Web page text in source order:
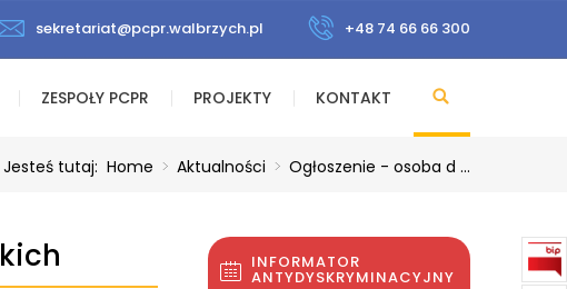
sekretariat@pcpr.walbrzych.pl +48 74 66 66 300
ZESPOŁY PCPR PROJEKTY KONTAKT
Jesteś tutaj: Home > Aktualności > Ogłoszenie - osoba d ...
INFORMATOR
ANTYDYSKRYMINACYJNY